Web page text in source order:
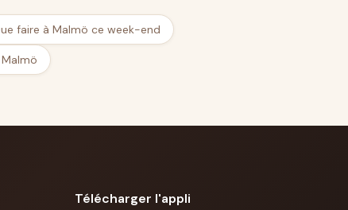
faire à Malmö ce week-end
Télécharger l'appli